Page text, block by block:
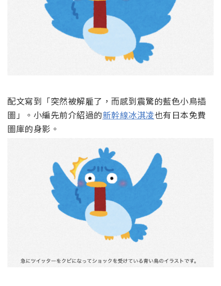
配文寫到「突然被解雇了，而感到震驚的藍色小鳥插
圖」。小編先前介紹過的新幹線冰淇凌也有日本免費
圖庫的身影。